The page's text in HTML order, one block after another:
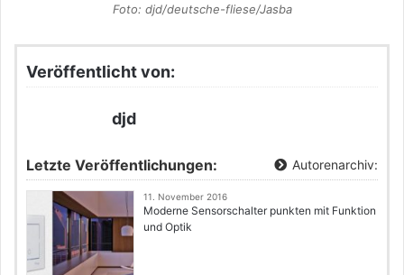
Foto: djd/deutsche-fliese/Jasba
Veröffentlicht von:
djd
Letzte Veröffentlichungen: Autorenarchiv:
11. November 2016
Moderne Sensorschalter punkten mit Funktion
und Optik